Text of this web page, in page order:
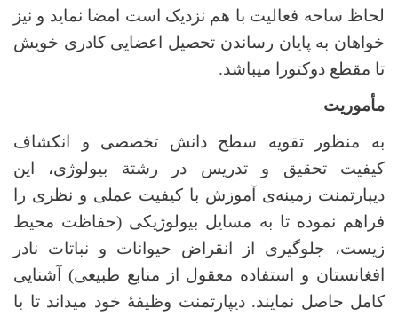
لحاظ ساحه فعالیت با هم نزدیک است امضا نماید و نیز
خواهان به پایان رساندن تحصیل اعضایی کادری خویش
تا مقطع دوکتورا میباشد.
مأموریت
به منظور تقویه سطح دانش تخصصی و انکشاف
کیفیت تحقیق و تدریس در رشتة بیولوژی، این
دیپارتمنت زمینه‌ی آموزش با کیفیت عملی و نظری را
فراهم نموده تا به مسایل بیولوژیکی (حفاظت محیط
زیست، جلوگیری از انقراض حیوانات و نباتات نادر
افغانستان و استفاده معقول از منابع طبیعی) آشنایی
کامل حاصل نمایند. دیپارتمنت وظیفۀ خود میداند تا با